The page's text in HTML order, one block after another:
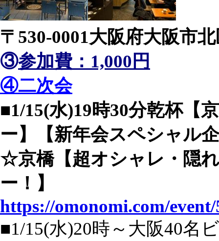
〒530-0001大阪府大阪市
③参加費：1,000円
④二次会
■1/15(水)19時30分乾杯【
ー】【新年会スペシャル
☆京橋【超オシャレ・隠
ー！】
https://omonomi.com/
■1/15(水)20時～大阪40名